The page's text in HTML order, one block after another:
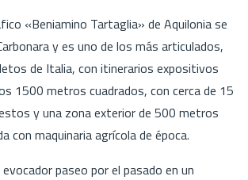
«Beniamino Tartaglia» de Aquilonia se
y es uno de los más articulados,
de Italia, con itinerarios expositivos
1500 metros cuadrados, con cerca de 15
y una zona exterior de 500 metros
con maquinaria agrícola de época.
paseo por el pasado en un